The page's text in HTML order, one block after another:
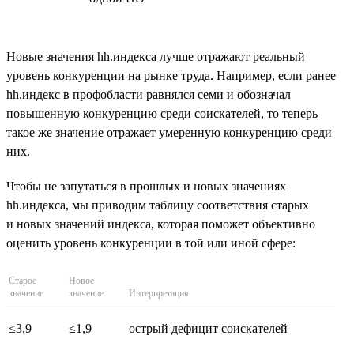
Новые значения hh.индекса лучше отражают реальный
уровень конкуренции на рынке труда. Например, если ранее
hh.индекс в профобласти равнялся семи и обозначал
повышенную конкуренцию среди соискателей, то теперь
такое же значение отражает умеренную конкуренцию среди
них.
Чтобы не запутаться в прошлых и новых значениях
hh.индекса, мы приводим таблицу соответствия старых
и новых значений индекса, которая поможет объективно
оценить уровень конкуренции в той или иной сфере:
Старое
значение
Новое
значение
Интерпретация
≤3,9 ≤1,9 острый дефицит соискателей